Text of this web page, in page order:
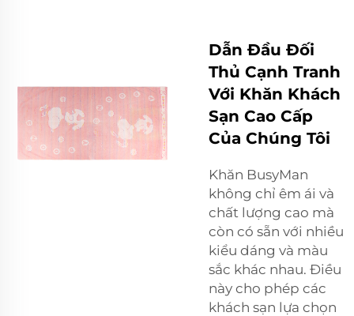
Dẫn Đầu Đối
Thủ Cạnh Tranh
Với Khăn Khách
Sạn Cao Cấp
Của Chúng Tôi
Khăn BusyMan
không chỉ êm ái và
chất lượng cao mà
còn có sẵn với nhiều
kiểu dáng và màu
sắc khác nhau. Điều
này cho phép các
khách sạn lựa chọn